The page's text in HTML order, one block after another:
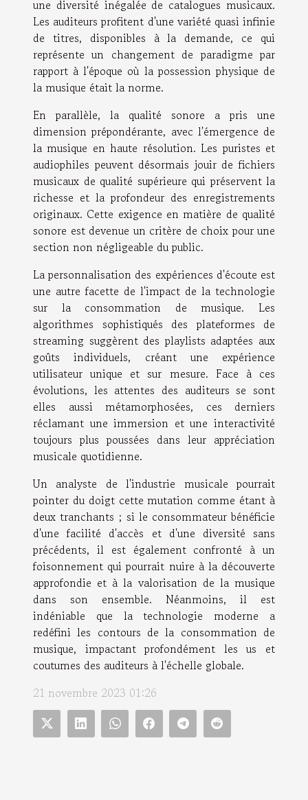
une diversité inégalée de catalogues musicaux.
Les auditeurs profitent d'une variété quasi infinie
de titres, disponibles à la demande, ce qui
représente un changement de paradigme par
rapport à l'époque où la possession physique de
la musique était la norme.
En parallèle, la qualité sonore a pris une
dimension prépondérante, avec l'émergence de
la musique en haute résolution. Les puristes et
audiophiles peuvent désormais jouir de fichiers
musicaux de qualité supérieure qui préservent la
richesse et la profondeur des enregistrements
originaux. Cette exigence en matière de qualité
sonore est devenue un critère de choix pour une
section non négligeable du public.
La personnalisation des expériences d'écoute est
une autre facette de l'impact de la technologie
sur la consommation de musique. Les
algorithmes sophistiqués des plateformes de
streaming suggèrent des playlists adaptées aux
goûts individuels, créant une expérience
utilisateur unique et sur mesure. Face à ces
évolutions, les attentes des auditeurs se sont
elles aussi métamorphosées, ces derniers
réclamant une immersion et une interactivité
toujours plus poussées dans leur appréciation
musicale quotidienne.
Un analyste de l'industrie musicale pourrait
pointer du doigt cette mutation comme étant à
deux tranchants ; si le consommateur bénéficie
d'une facilité d'accès et d'une diversité sans
précédents, il est également confronté à un
foisonnement qui pourrait nuire à la découverte
approfondie et à la valorisation de la musique
dans son ensemble. Néanmoins, il est
indéniable que la technologie moderne a
redéfini les contours de la consommation de
musique, impactant profondément les us et
coutumes des auditeurs à l'échelle globale.
21 novembre 2023 01:26